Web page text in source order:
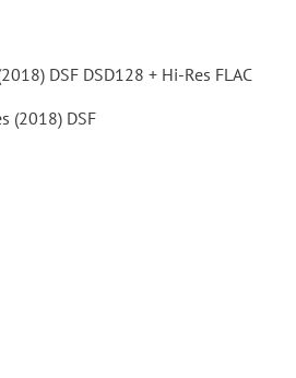
DSF DSD128 + Hi-Res FLAC